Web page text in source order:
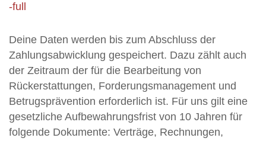
-full
Deine Daten werden bis zum Abschluss der
Zahlungsabwicklung gespeichert. Dazu zählt auch
der Zeitraum der für die Bearbeitung von
Rückerstattungen, Forderungsmanagement und
Betrugsprävention erforderlich ist. Für uns gilt eine
gesetzliche Aufbewahrungsfrist von 10 Jahren für
folgende Dokumente: Verträge, Rechnungen,